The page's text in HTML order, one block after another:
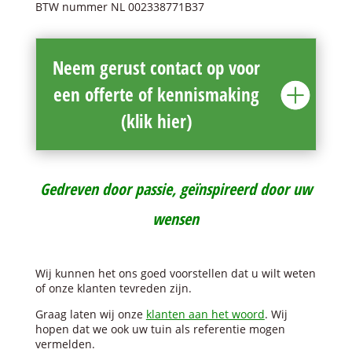
BTW nummer NL 002338771B37
Neem gerust contact op voor
een offerte of kennismaking
(klik hier)
Gedreven door passie, geïnspireerd door uw
wensen
Wij kunnen het ons goed voorstellen dat u wilt weten
of onze klanten tevreden zijn.
Graag laten wij onze klanten aan het woord. Wij
hopen dat we ook uw tuin als referentie mogen
vermelden.